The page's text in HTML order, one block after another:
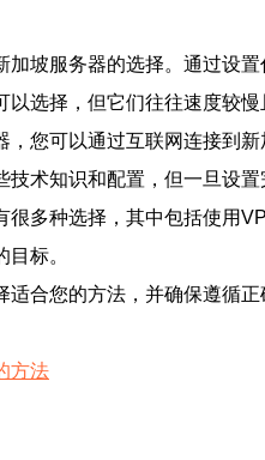
加坡服务器的选择。通过设
以选择，但它们往往速度较
，您可以通过互联网连接到
技术知识和配置，但一旦设
很多种选择，其中包括使用
标。
适合您的方法，并确保遵循
方法